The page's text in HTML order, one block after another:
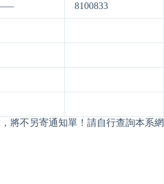
8100833
將不另寄通知單！請自行查詢本系網